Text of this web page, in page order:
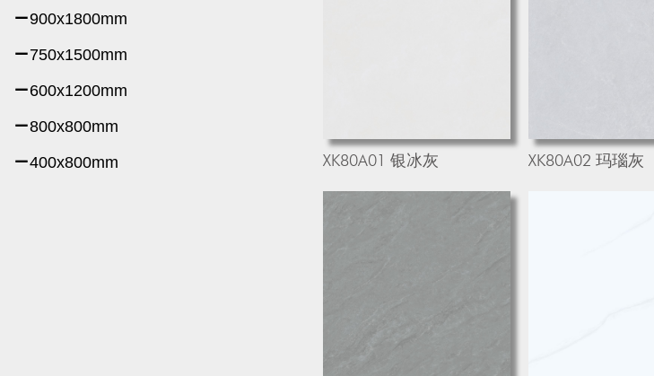
900x1800mm
750x1500mm
600x1200mm
800x800mm
400x800mm XK80A01 银冰灰 XK80A02 玛瑙灰